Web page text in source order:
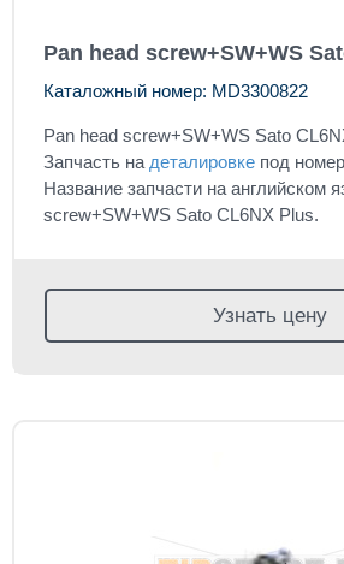
Pan head screw+SW+WS
Каталожный номер: MD3300822
Pan head screw+SW+WS Sato
Запчасть на деталировке под
Название запчасти на английском
screw+SW+WS Sato CL6NX Plus.
Узнать цену